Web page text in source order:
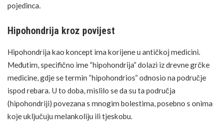
pojedinca.
Hipohondrija kroz povijest
Hipohondrija kao koncept ima korijene u antičkoj medicini.
Međutim, specifično ime “hipohondrija” dolazi iz drevne grčke
medicine, gdje se termin “hipohondrios” odnosio na područje
ispod rebara. U to doba, mislilo se da su ta područja
(hipohondriji) povezana s mnogim bolestima, posebno s onima
koje uključuju melankoliju ili tjeskobu.